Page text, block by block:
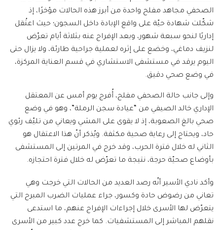
الصحفي مجاهد مفلح واحدة من أبرز هذه الحالات مؤخرًا، إذ
شكّلت شهادة حيّة على واقع الإبادة داخل السجون؛ حيث اعتُقل
إداريًا لنحو سبعة شهور، وبعد الإفراج عنه بثلاثة أيام تعرّض
لنزيف دماغي، وخضع على إثره لعملية جراحية طارئة، ولا يزال حتى
اليوم يرقد في مستشفى الاستشاري في قسم العناية المركزة،
في وضع صحي دقيق.
وإلى جانب حالة الصحفي مفلح، أُفرج يوم أمس عن المعتقل
الإداري خالد الصيفي من “عيادة سجن الرملة”، وهو في وضع
صحي بالغ الصعوبة، إذ لا يقوى على المشي ويعاني من تليّف رئوي
حاد، ويحتاج إلى رعاية صحية مكثفة. ويُذكر أنّ هذا الاعتقال هو
الثاني له خلال فترة الحرب، وقد خرج في المرتين إلى المستشفى
بأوضاع صحيّة حرجة، نتيجة ما تعرّض له خلال فترة احتجازه.
وأكد نادي الأسير أنّه رصد العديد من الحالات التي خرجت وهي
تعاني من رضوض حادة وكسور، جراء عمليات الضرب المبرح التي
يتعرّض لها الأسرى خلال إجراءات الإفراج عنهم، ما استدعى
نقلهم المباشر إلى المستشفيات. كما خرج عدد كبير من الأسرى